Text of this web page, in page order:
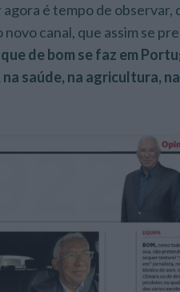
agora é tempo de observar,
canal, que assim se
de bom se faz em
saúde, na agricultura,